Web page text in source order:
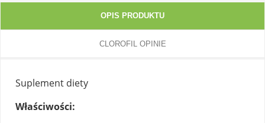
OPIS PRODUKTU
CLOROFIL OPINIE
Suplement diety
Właściwości: